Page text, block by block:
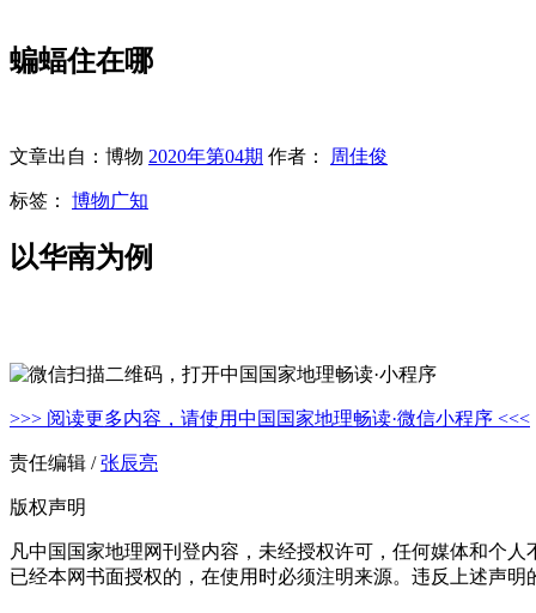
蝙蝠住在哪
文章出自：博物 2020年第04期 作者： 周佳俊
标签： 博物广知
以华南为例
>>> 阅读更多内容，请使用中国国家地理畅读·微信小程序 <<<
责任编辑 /张辰亮
版权声明
凡中国国家地理网刊登内容，未经授权许可，任何媒体和个
已经本网书面授权的，在使用时必须注明来源。违反上述声